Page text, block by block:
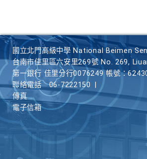
國立北門高級中學 National Beimen
台南市佳里區六安里269號 No. 269,
第一銀行 佳里分行0076249 帳號：
聯絡電話
06-7222150
傳真
電子信箱